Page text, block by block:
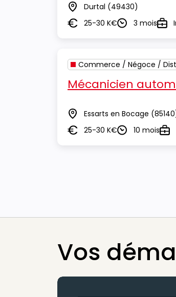
Lieu Durtal (49430)
Salaire25-30 K€Durée3 moisType
Commerce / Négoce /
Mécanicien
Lieu Essarts en Bocage
Salaire25-30 K€Durée10 mois
Vos